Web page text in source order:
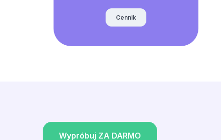
Cennik
Wypróbuj ZA DARMO